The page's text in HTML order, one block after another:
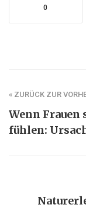
0
« ZURÜCK ZUR
Wenn Frauen
fühlen: